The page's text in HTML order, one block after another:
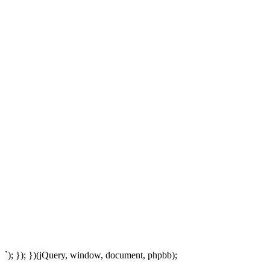
`); }); })(jQuery, window, document, phpbb);